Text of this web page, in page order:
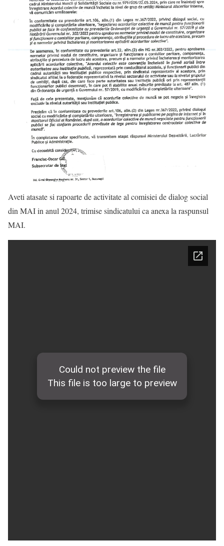
Aveti atasate si rapoarte de activitate al comisiei de dialog social
din MAI in anul 2024, trimise sindicatului ca anexa la raspunsul
MAI.